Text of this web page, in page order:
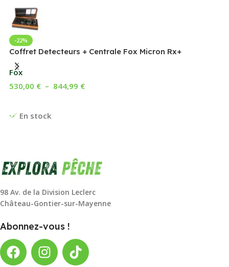
-22%
Coffret Detecteurs + Centrale Fox Micron Rx+
Fox
En stock
530,00 € – 844,99 €
98 Av. de la Division Leclerc
Château-Gontier-sur-Mayenne
Abonnez-vous !